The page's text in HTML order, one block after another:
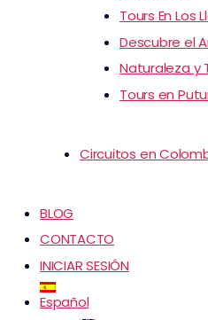
Tours En Los
Descubre el
Naturaleza y
Tours en
Circuitos en
BLOG
CONTACTO
INICIAR SESIÓN
Español